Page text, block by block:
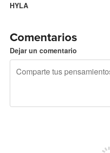
HYLA
Comentarios
Dejar un comentario